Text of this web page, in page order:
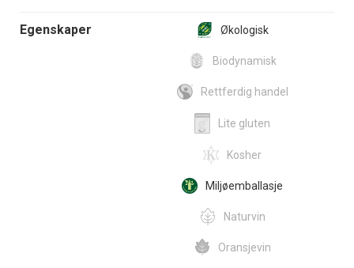
Egenskaper Økologisk
Biodynamisk
Rettferdig handel
Lite gluten
Kosher
Miljøemballasje
Naturvin
Oransjevin